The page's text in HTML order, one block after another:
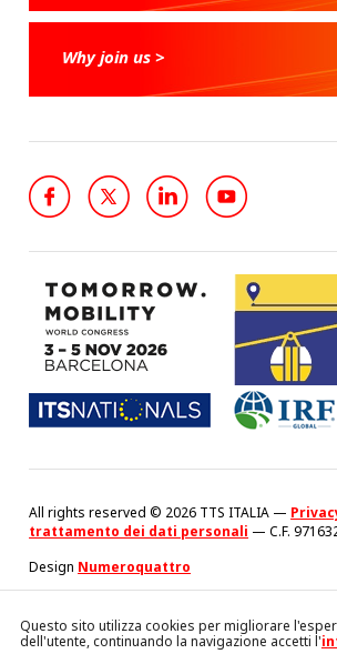
Why join us >
All rights reserved © 2026 TTS ITALIA —
trattamento dei dati personali — C.F.
Design Numeroquattro
Questo sito utilizza cookies per migliorare
dell'utente, continuando la navigazione accetti l'